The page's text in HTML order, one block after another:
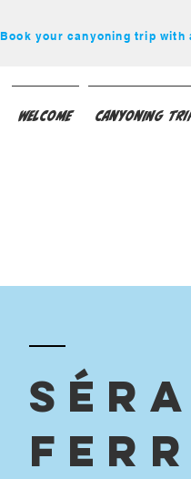
Book your canyoning trip with
Welcome Canyoning